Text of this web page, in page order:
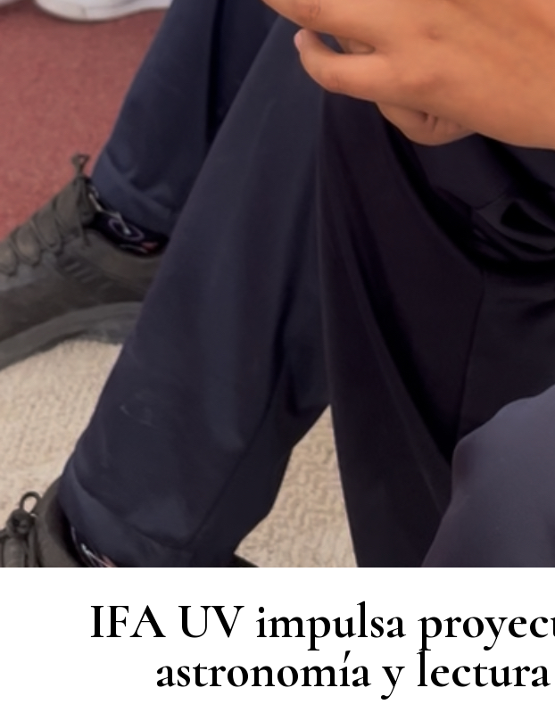
IFA UV impulsa
astronomía y